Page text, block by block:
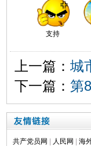
支持
上一篇： 城
下一篇： 第
共产党员网 人民网 海